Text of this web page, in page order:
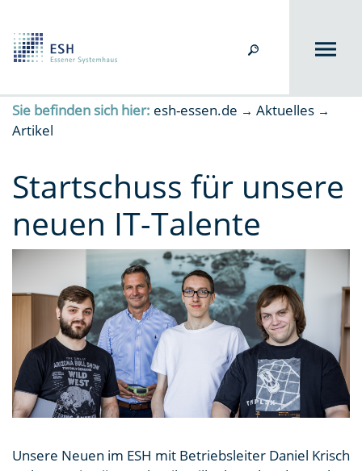
Sie befinden sich hier: esh-essen.de → Aktuelles →
Artikel
Startschuss für unsere
neuen IT-Talente
Unsere Neuen im ESH mit Betriebsleiter Daniel Krisch